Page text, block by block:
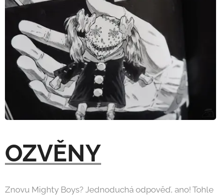
OZVĚNY
Znovu Mighty Boys? Jednoduchá odpověď, ano! Tohle